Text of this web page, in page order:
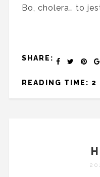
Bo, cholera… to
SHARE:
READING TIME: 2